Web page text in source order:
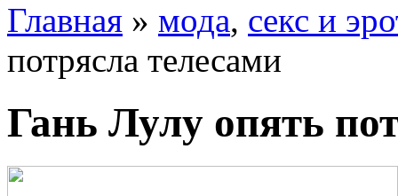
Главная » мода, секс и
потрясла телесами
Гань Лулу опять